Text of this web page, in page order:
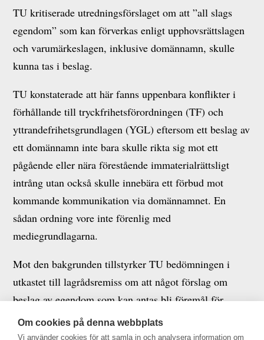
TU kritiserade utredningsförslaget om att ”all slags
egendom” som kan förverkas enligt upphovsrättslagen
och varumärkeslagen, inklusive domännamn, skulle
kunna tas i beslag.
TU konstaterade att här fanns uppenbara konflikter i
förhållande till tryckfrihetsförordningen (TF) och
yttrandefrihetsgrundlagen (YGL) eftersom ett beslag av
ett domännamn inte bara skulle rikta sig mot ett
pågående eller nära förestående immaterialrättsligt
intrång utan också skulle innebära ett förbud mot
kommande kommunikation via domännamnet. En
sådan ordning vore inte förenlig med
mediegrundlagarna.
Mot den bakgrunden tillstyrker TU bedömningen i
utkastet till lagrådsremiss om att något förslag om
beslag av egendom som kan antas bli föremål för
förverkande inte bör läggas fram.
Om cookies på denna webbplats
Vi använder cookies för att samla in och analysera information om